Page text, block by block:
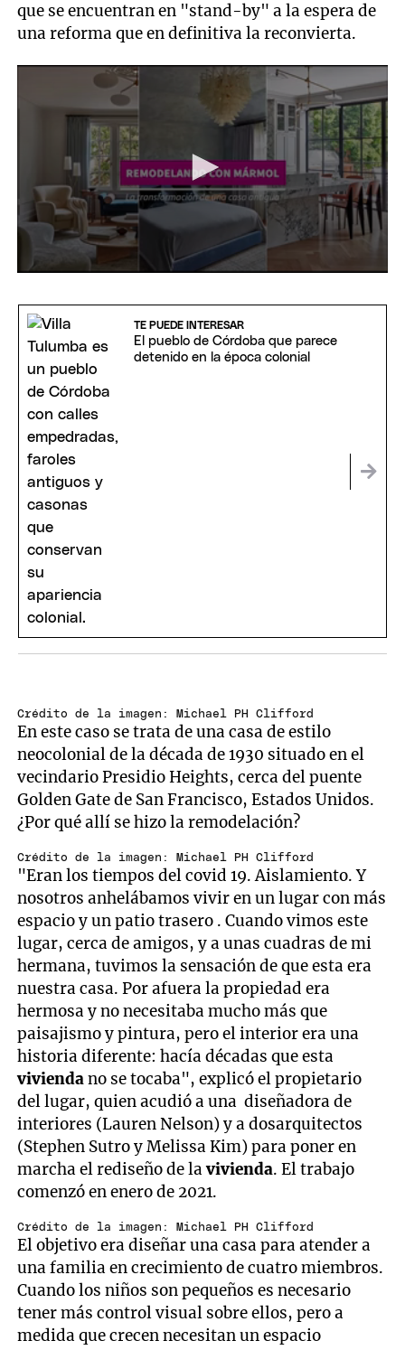
que se encuentran en "stand-by" a la espera de
una reforma que en definitiva la reconvierta.
of
26
seconds
TE PUEDE INTERESAR
El pueblo de Córdoba que parece
detenido en la época colonial
Crédito de la imagen: Michael PH Clifford
En este caso se trata de una casa de estilo
neocolonial de la década de 1930 situado en el
vecindario Presidio Heights, cerca del puente
Golden Gate de San Francisco, Estados Unidos.
¿Por qué allí se hizo la remodelación?
Crédito de la imagen: Michael PH Clifford
"Eran los tiempos del covid 19. Aislamiento. Y
nosotros anhelábamos vivir en un lugar con más
espacio y un patio trasero . Cuando vimos este
lugar, cerca de amigos, y a unas cuadras de mi
hermana, tuvimos la sensación de que esta era
nuestra casa. Por afuera la propiedad era
hermosa y no necesitaba mucho más que
paisajismo y pintura, pero el interior era una
historia diferente: hacía décadas que esta
viviendano se tocaba", explicó el propietario
del lugar, quien acudió a una diseñadora de
interiores (Lauren Nelson) y a dosarquitectos
(Stephen Sutro y Melissa Kim) para poner en
marcha el rediseño de lavivienda. El trabajo
comenzó en enero de 2021.
Crédito de la imagen: Michael PH Clifford
El objetivo era diseñar una casa para atender a
una familia en crecimiento de cuatro miembros.
Cuando los niños son pequeños es necesario
tener más control visual sobre ellos, pero a
medida que crecen necesitan un espacio